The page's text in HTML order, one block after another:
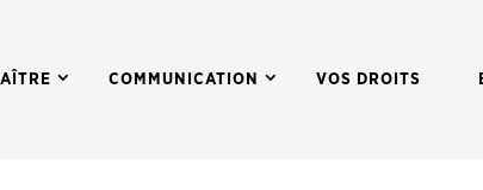
COMMUNICATION VOS DROITS